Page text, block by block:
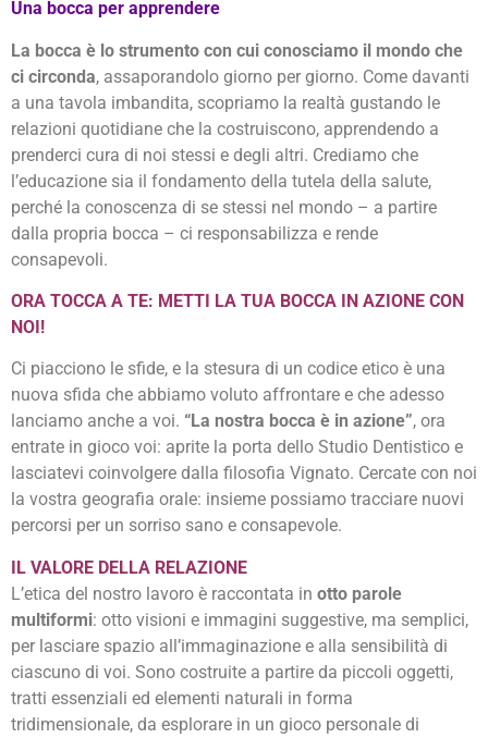
Una bocca per apprendere
La bocca è lo strumento con cui conosciamo il mondo che
ci circonda, assaporandolo giorno per giorno. Come davanti
a una tavola imbandita, scopriamo la realtà gustando le
relazioni quotidiane che la costruiscono, apprendendo a
prenderci cura di noi stessi e degli altri. Crediamo che
l’educazione sia il fondamento della tutela della salute,
perché la conoscenza di se stessi nel mondo – a partire
dalla propria bocca – ci responsabilizza e rende
consapevoli.
ORA TOCCA A TE: METTI LA TUA BOCCA IN AZIONE CON
NOI!
Ci piacciono le sfide, e la stesura di un codice etico è una
nuova sfida che abbiamo voluto affrontare e che adesso
lanciamo anche a voi. “La nostra bocca è in azione”, ora
entrate in gioco voi: aprite la porta dello Studio Dentistico e
lasciatevi coinvolgere dalla filosofia Vignato. Cercate con noi
la vostra geografia orale: insieme possiamo tracciare nuovi
percorsi per un sorriso sano e consapevole.
IL VALORE DELLA RELAZIONE
L’etica del nostro lavoro è raccontata in otto parole
multiformi: otto visioni e immagini suggestive, ma semplici,
per lasciare spazio all’immaginazione e alla sensibilità di
ciascuno di voi. Sono costruite a partire da piccoli oggetti,
tratti essenziali ed elementi naturali in forma
tridimensionale, da esplorare in un gioco personale di